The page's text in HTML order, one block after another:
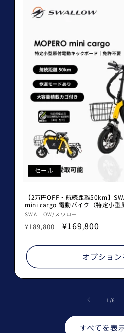
セール
【2万円OFF・航続距離50km】
mini cargo 電動バイク（特定小型
販
売
SWALLOW/スワロー
通
価
格
¥189,800
セ
ル
格
¥169,800
オプション
1 /の
6
すべてを表